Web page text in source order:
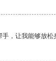
，让我能够放松